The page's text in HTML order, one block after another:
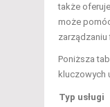
także oferuje
może
zarządzaniu
Poniższa
kluczowych
Typ usługi